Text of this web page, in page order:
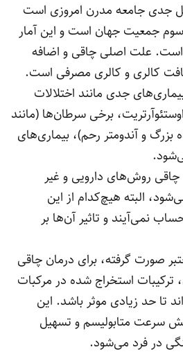
جدی جامعه مدرن امروزی است
سوم جمعیت جهان است و این آمار
علت اصلی چاقی و اضافه
کالری و کالری مصرفی است.
جدی مانند اختلالات
برخی سرطان‌ها (مانند
و آندومتر رحم)، بیماری‌های
چاقی روش‌های دارویی و غیر
البته هیچ‌کدام از این
نمی‌آیند و تاثیر آن‌ها بر
صورت گرفته، برای درمان چاقی
استخراج شده در مرکبات
تا حد زیادی موثر باشد. این
سرعت متابولیسم و تسهیل
در فرد می‌شود.